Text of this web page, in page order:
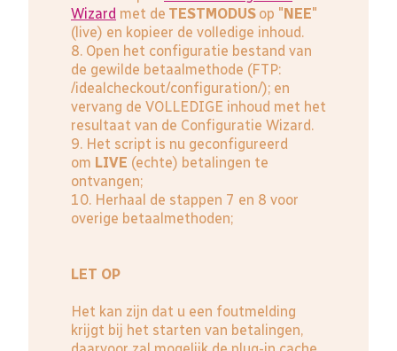
Wizard met de TESTMODUS op " NEE"
(live) en kopieer de volledige inhoud.
8. Open het configuratie bestand van
de gewilde betaalmethode (FTP:
/idealcheckout/configuration/); en
vervang de VOLLEDIGE inhoud met het
resultaat van de Configuratie Wizard.
9. Het script is nu geconfigureerd
om LIVE (echte) betalingen te
ontvangen;
10. Herhaal de stappen 7 en 8 voor
overige betaalmethoden;
LET OP
Het kan zijn dat u een foutmelding
krijgt bij het starten van betalingen,